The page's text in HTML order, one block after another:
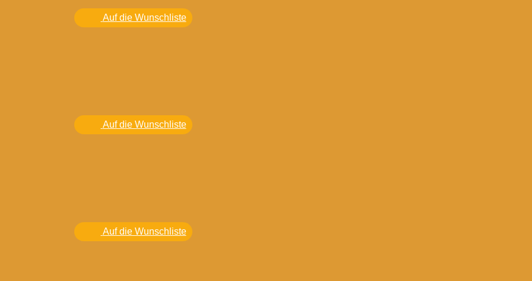
Auf die Wunschliste
Auf die Wunschliste
Auf die Wunschliste